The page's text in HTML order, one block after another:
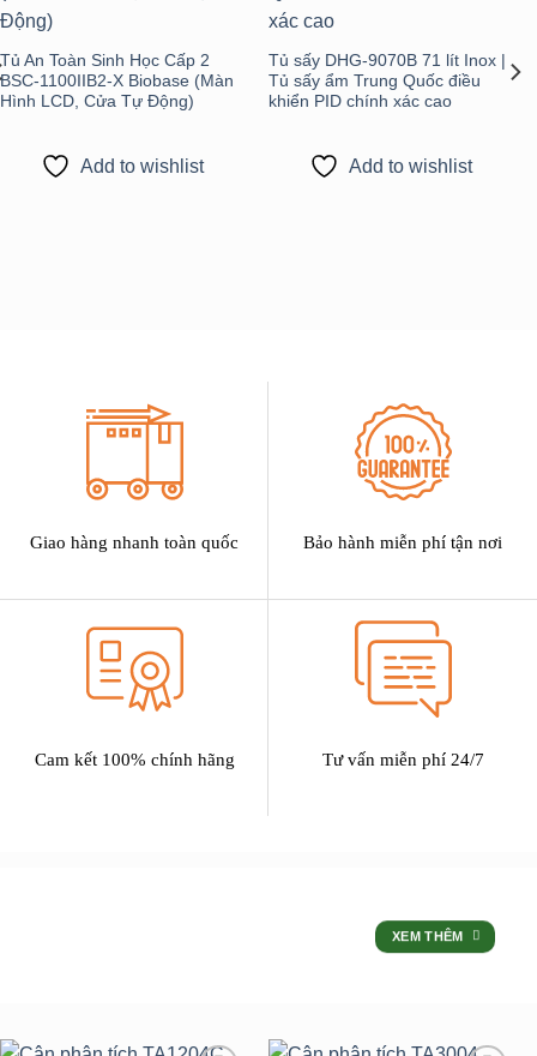
Tủ An Toàn Sinh Học Cấp 2
BSC-1100IIB2-X Biobase (Màn
Hình LCD, Cửa Tự Động)
Add to wishlist
Tủ sấy DHG-9070B 71 lít Inox |
Tủ sấy ẩm Trung Quốc điều
khiển PID chính xác cao
Add to wishlist
Giao hàng nhanh toàn quốc Bảo hành miễn phí tận nơi
Cam kết 100% chính hãng Tư vấn miễn phí 24/7
XEM THÊM